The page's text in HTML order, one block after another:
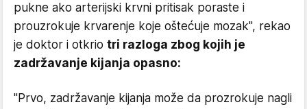
pukne ako arterijski krvni pritisak poraste i
prouzrokuje krvarenje koje oštećuje mozak", rekao
je doktor i otkrio tri razloga zbog kojih je
zadržavanje kijanja opasno:
"Prvo, zadržavanje kijanja može da prozrokuje nagli